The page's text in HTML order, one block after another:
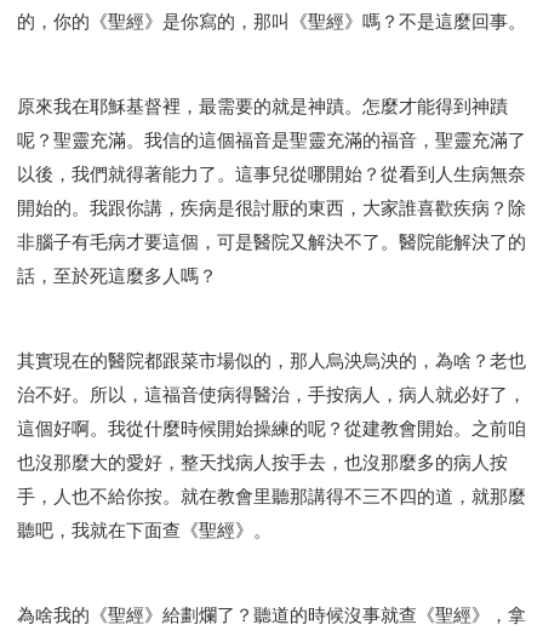
的，你的《聖經》是你寫的，那叫《聖經》嗎？不是這麼回事。
原來我在耶穌基督裡，最需要的就是神蹟。怎麼才能得到神蹟
呢？聖靈充滿。我信的這個福音是聖靈充滿的福音，聖靈充滿了
以後，我們就得著能力了。這事兒從哪開始？從看到人生病無奈
開始的。我跟你講，疾病是很討厭的東西，大家誰喜歡疾病？除
非腦子有毛病才要這個，可是醫院又解決不了。醫院能解決了的
話，至於死這麼多人嗎？
其實現在的醫院都跟菜市場似的，那人烏泱烏泱的，為啥？老也
治不好。所以，這福音使病得醫治，手按病人，病人就必好了，
這個好啊。我從什麼時候開始操練的呢？從建教會開始。之前咱
也沒那麼大的愛好，整天找病人按手去，也沒那麼多的病人按
手，人也不給你按。就在教會里聽那講得不三不四的道，就那麼
聽吧，我就在下面查《聖經》。
為啥我的《聖經》給劃爛了？聽道的時候沒事就查《聖經》，拿